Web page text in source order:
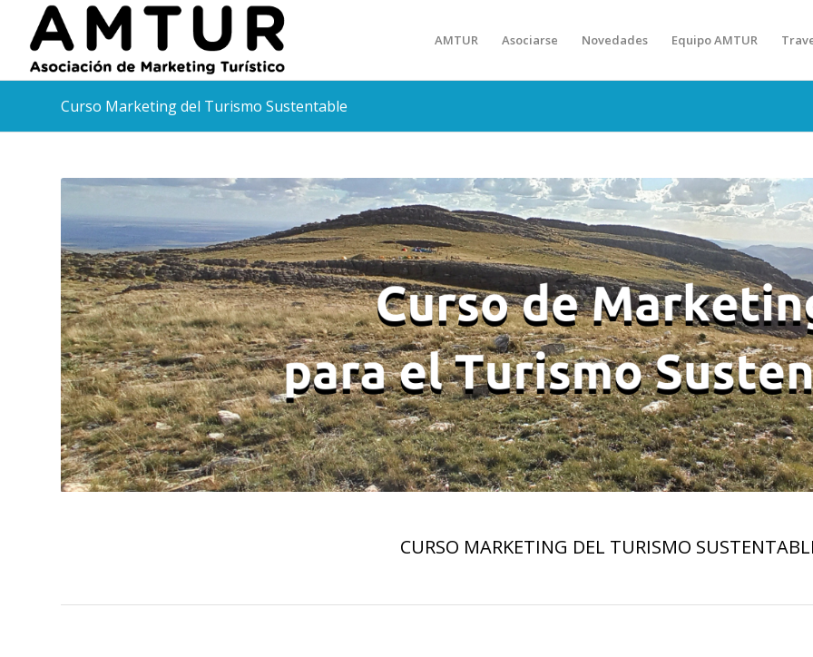
AMTUR Asociarse Novedades Equipo AMTUR
Curso Marketing del Turismo Sustentable
CURSO MARKETING DEL TURISMO